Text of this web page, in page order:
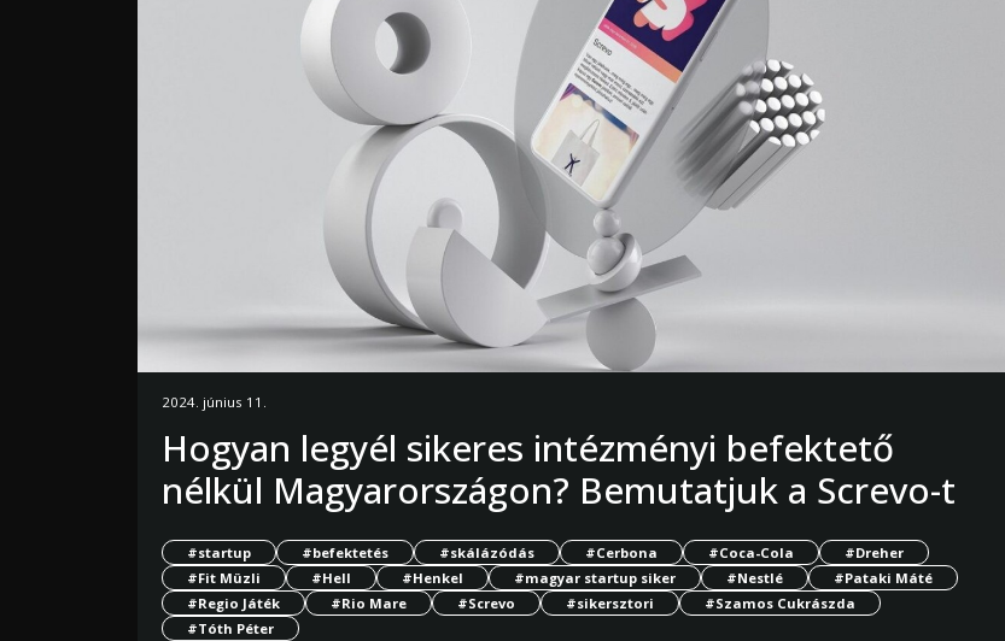
2024. június 11.
Hogyan legyél sikeres intézményi befektető
nélkül Magyarországon? Bemutatjuk a Screvo-t
#startup #befektetés #skálázódás #Cerbona #Coca-Cola
#Dreher
#Fit Müzli
#Hell #Henkel #magyar startup siker #Nestlé
#Pataki Máté
#Regio Játék
#Rio Mare #Screvo #sikersztori
#Szamos Cukrászda
#Tóth Péter